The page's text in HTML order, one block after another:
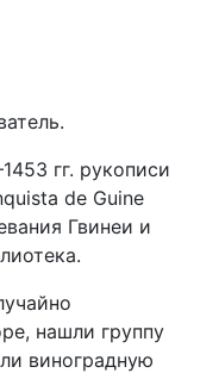
гг. рукописи
de Guine
Гвинеи и
нашли группу
виноградную